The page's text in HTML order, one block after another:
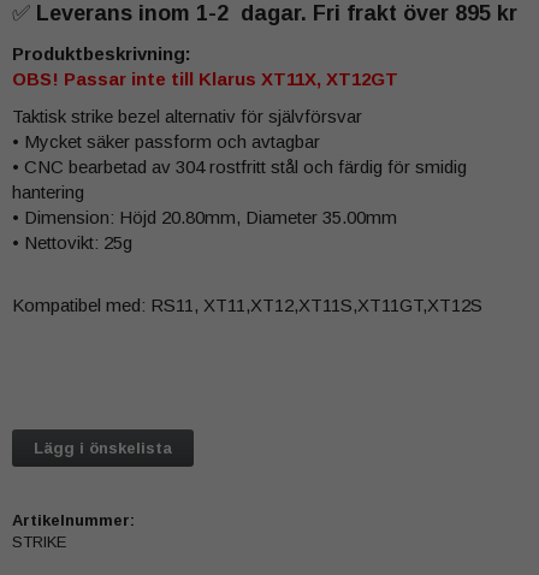
✅ Leverans inom 1-2 dagar. Fri frakt över 895 kr
Produktbeskrivning:
OBS! Passar inte till Klarus XT11X, XT12GT
Taktisk strike bezel alternativ för självförsvar
• Mycket säker passform och avtagbar
• CNC bearbetad av 304 rostfritt stål och färdig för smidig
hantering
• Dimension: Höjd 20.80mm, Diameter 35.00mm
• Nettovikt: 25g
Kompatibel med: RS11, XT11,XT12,XT11S,XT11GT,XT12S
Lägg i önskelista
Artikelnummer:
STRIKE